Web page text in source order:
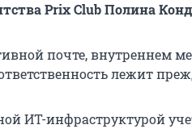
Prix Club Полина
почте, внутреннем
лежит
ИТ-инфраструктурой